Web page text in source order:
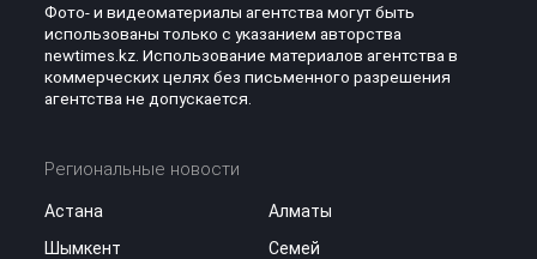
Фото- и видеоматериалы агентства могут быть
использованы только с указанием авторства
newtimes.kz. Использование материалов агентства в
коммерческих целях без письменного разрешения
агентства не допускается.
Региональные новости
Астана
Алматы
Шымкент
Семей